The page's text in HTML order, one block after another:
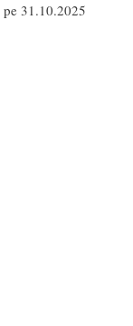
pe 31.10.2025